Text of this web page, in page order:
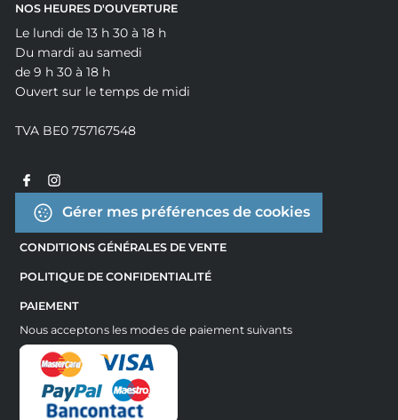
NOS HEURES D'OUVERTURE
Le lundi de 13 h 30 à 18 h
Du mardi au samedi
de 9 h 30 à 18 h
Ouvert sur le temps de midi
TVA BE0 757167548
Gérer mes préférences de cookies
CONDITIONS GÉNÉRALES DE VENTE
POLITIQUE DE CONFIDENTIALITÉ
PAIEMENT
Nous acceptons les modes de paiement suivants